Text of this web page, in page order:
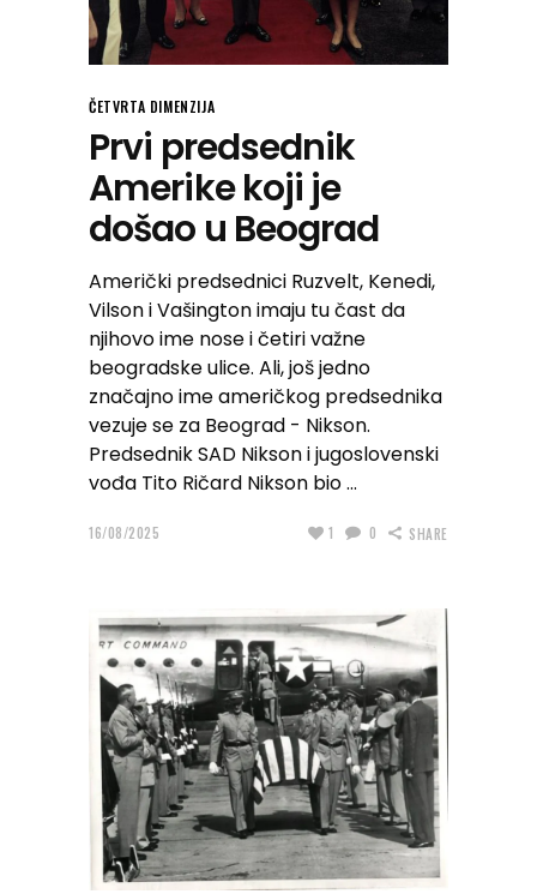
ČETVRTA DIMENZIJA
Prvi predsednik
Amerike koji je
došao u Beograd
Američki predsednici Ruzvelt, Kenedi,
Vilson i Vašington imaju tu čast da
njihovo ime nose i četiri važne
beogradske ulice. Ali, još jedno
značajno ime američkog predsednika
vezuje se za Beograd - Nikson.
Predsednik SAD Nikson i jugoslovenski
vođa Tito Ričard Nikson bio
16/08/2025 1 0 SHARE